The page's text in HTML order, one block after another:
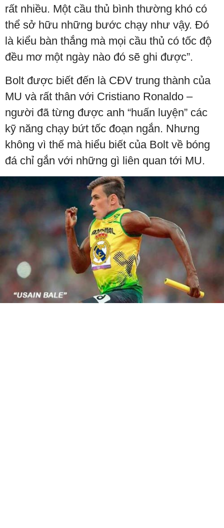
rất nhiều. Một cầu thủ bình thường khó có
thể sở hữu những bước chạy như vậy. Đó
là kiểu bàn thắng mà mọi cầu thủ có tốc độ
đều mơ một ngày nào đó sẽ ghi được”.
Bolt được biết đến là CĐV trung thành của
MU và rất thân với Cristiano Ronaldo –
người đã từng được anh “huấn luyện” các
kỹ năng chạy bứt tốc đoạn ngắn. Nhưng
không vì thế mà hiểu biết của Bolt về bóng
đá chỉ gắn với những gì liên quan tới MU.